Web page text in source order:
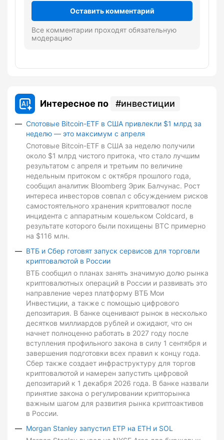
Оставить комментарий
Все комментарии проходят обязательную
модерацию
Интересное по инвестиции
Спотовые Bitcoin-ETF в США привлекли $1 млрд за
неделю — это максимум с апреля
Спотовые Bitcoin-ETF в США за неделю получили
около $1 млрд чистого притока, что стало лучшим
результатом с апреля и третьим по величине
недельным притоком с октября прошлого года,
сообщил аналитик Bloomberg Эрик Балчунас. Рост
интереса инвесторов совпал с обсуждением рисков
самостоятельного хранения криптовалют после
инцидента с аппаратным кошельком Coldcard, в
результате которого были похищены BTC примерно
на $116 млн.
ВТБ и Сбер готовят запуск сервисов для торговли
криптовалютой в России
ВТБ сообщил о планах занять значимую долю рынка
криптовалютных операций в России и развивать это
направление через платформу ВТБ Мои
Инвестиции, а также с помощью цифрового
депозитария. В банке оценивают рынок в несколько
десятков миллиардов рублей и ожидают, что он
начнет полноценно работать в 2027 году после
вступления профильного закона в силу 1 сентября и
завершения подготовки всех правил к концу года.
Сбер также создает инфраструктуру для торгов
криптовалютой и намерен запустить цифровой
депозитарий к 1 декабря 2026 года. В банке назвали
принятие закона о регулировании крипторынка
важным шагом для развития рынка криптоактивов
в России.
Morgan Stanley запустил ETP на ETH и SOL